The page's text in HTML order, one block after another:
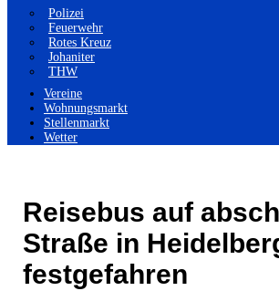
Polizei
Feuerwehr
Rotes Kreuz
Johaniter
THW
Vereine
Wohnungsmarkt
Stellenmarkt
Wetter
Reisebus auf
Straße in
festgefahren